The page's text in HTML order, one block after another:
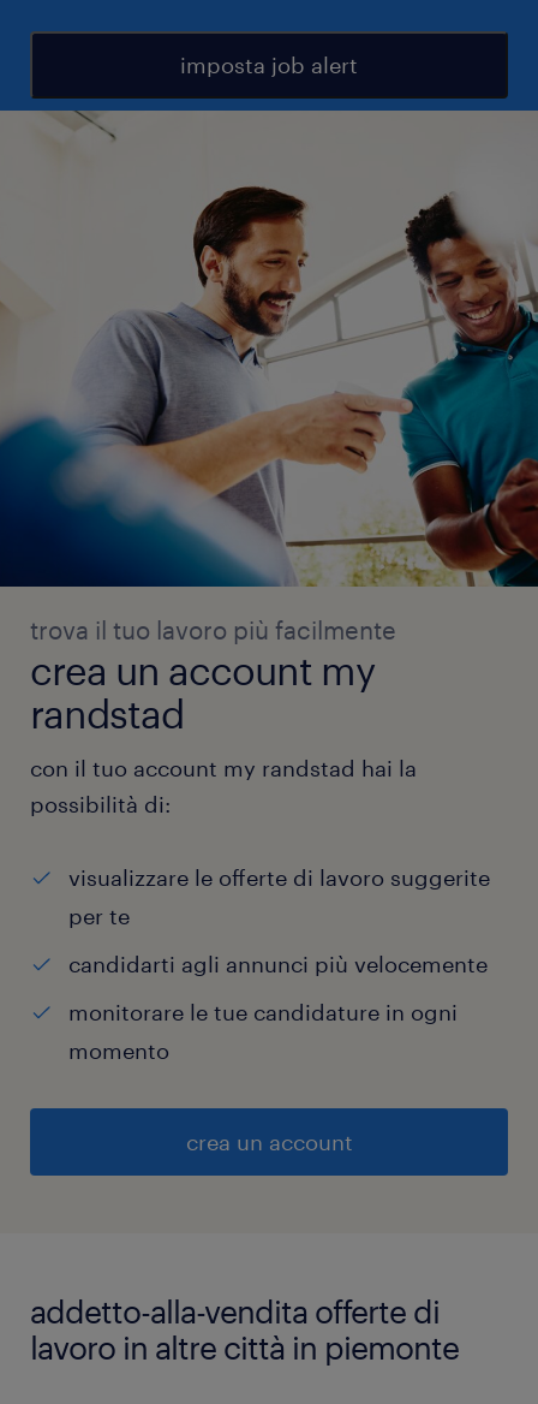
imposta job alert
trova il tuo lavoro più facilmente
crea un account my
randstad
con il tuo account my randstad hai la
possibilità di:
visualizzare le offerte di lavoro suggerite
per te
candidarti agli annunci più velocemente
monitorare le tue candidature in ogni
momento
crea un account
addetto-alla-vendita offerte di
lavoro in altre città in piemonte